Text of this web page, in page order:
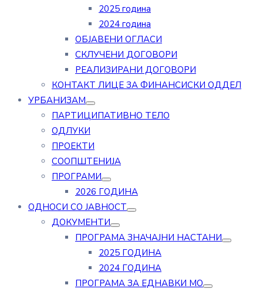
2025 година
2024 година
ОБЈАВЕНИ ОГЛАСИ
СКЛУЧЕНИ ДОГОВОРИ
РЕАЛИЗИРАНИ ДОГОВОРИ
КОНТАКТ ЛИЦЕ ЗА ФИНАНСИСКИ ОДДЕЛ
УРБАНИЗАМ
ПАРТИЦИПАТИВНО ТЕЛО
ОДЛУКИ
ПРОЕКТИ
СООПШТЕНИЈА
ПРОГРАМИ
2026 ГОДИНА
ОДНОСИ СО ЈАВНОСТ
ДОКУМЕНТИ
ПРОГРАМА ЗНАЧАЈНИ НАСТАНИ
2025 ГОДИНА
2024 ГОДИНА
ПРОГРАМА ЗА ЕДНАВКИ МО